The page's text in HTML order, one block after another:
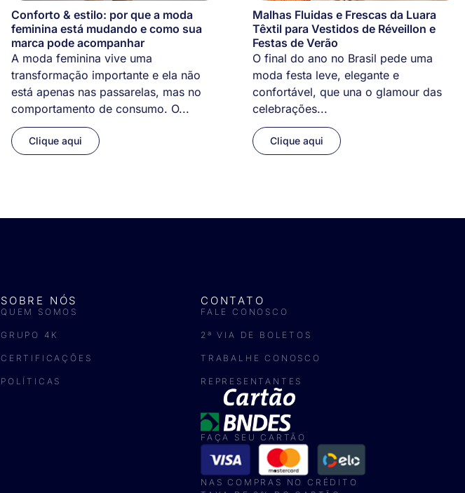
Conforto & estilo: por que a moda
feminina está mudando e como sua
marca pode acompanhar
A moda feminina vive uma
transformação importante e ela não
está apenas nas passarelas, mas no
comportamento de consumo. O...
Clique aqui
Malhas Fluidas e Frescas da Luara
Têxtil para Vestidos de Réveillon e
Festas de Verão
O final do ano no Brasil pede uma
moda festa leve, elegante e
confortável, que una o glamour das
celebrações...
Clique aqui
SOBRE NÓS
QUEM SOMOS
GRUPO 4K
CERTIFICAÇÕES
POLÍTICAS
CONTATO
FALE CONOSCO
2ª VIA DE BOLETOS
TRABALHE CONOSCO
REPRESENTANTES
FAÇA SEU CARTÃO
NAS COMPRAS NO CRÉDITO